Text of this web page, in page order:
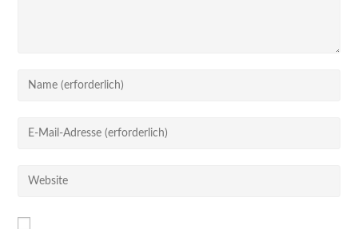
Gib
oder
zum
ein
Gib
Mail-
Gib